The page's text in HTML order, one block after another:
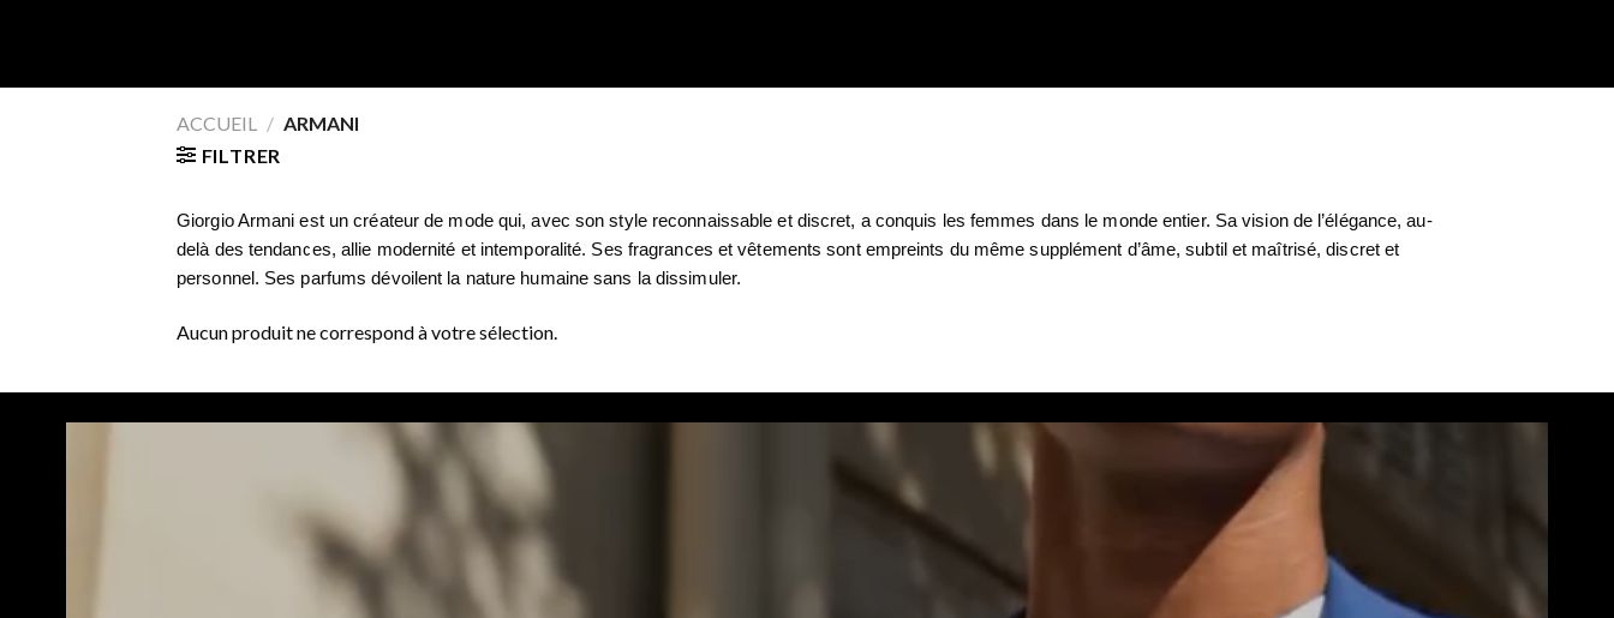
ACCUEIL / ARMANI
FILTRER
Giorgio Armani est un créateur de mode qui, avec son style reconnaissable et discret, a conquis les femmes dans le monde entier. Sa vision de l’élégance, au-
delà des tendances, allie modernité et intemporalité. Ses fragrances et vêtements sont empreints du même supplément d’âme, subtil et maîtrisé, discret et
personnel. Ses parfums dévoilent la nature humaine sans la dissimuler.
Aucun produit ne correspond à votre sélection.